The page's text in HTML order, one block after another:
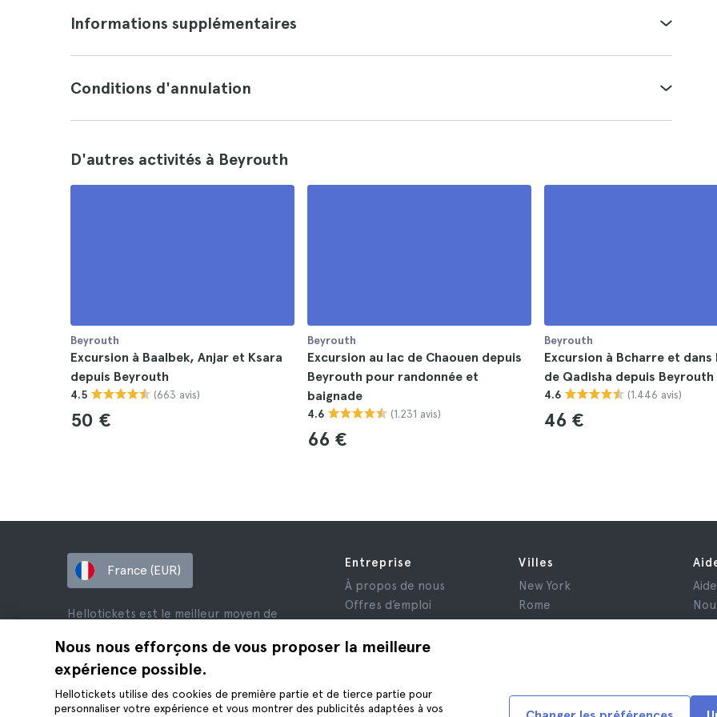
Informations supplémentaires
Conditions d'annulation
D'autres activités à Beyrouth
Beyrouth
Excursion à Baalbek, Anjar et Ksara
depuis Beyrouth
4.5 (663 avis)
50 €
Beyrouth
Excursion au lac de Chaouen depuis
Beyrouth pour randonnée et
baignade
4.6 (1.231 avis)
66 €
Beyrouth
Excursion à Bcharre et dans
de Qadisha depuis Beyrouth
4.6 (1.446 avis)
46 €
Nous nous efforçons de vous proposer la meilleure
expérience possible.
Hellotickets utilise des cookies de première partie et de tierce partie pour
personnaliser votre expérience et vous montrer des publicités adaptées à vos
France (EUR)
Hellotickets est le meilleur moyen de
dans le monde entier.
© Hello Ticket, SL.
Entreprise
À propos de nous
Offres d’emploi
Affiliés
Avis
Mentions Légales
Villes
New York
Rome
Paris
Tenerife
Aide